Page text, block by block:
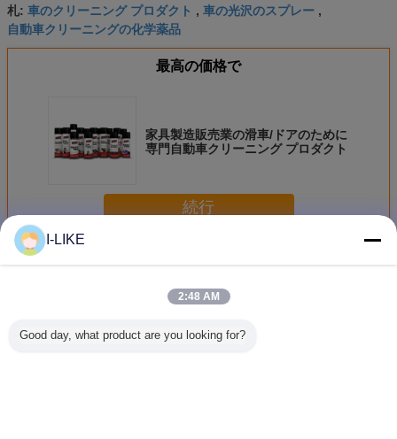
札: 車のクリーニング プロダクト , 車の光沢のスプレー ,
自動車クリーニングの化学薬品
最高の価格で
家具製造販売業の滑車/ドアのために
専門自動車クリーニング プロダクト
続行
多く自動車クリーニング プロダクト
I-LIKE
2:48 AM
Good day, what product are you looking for?